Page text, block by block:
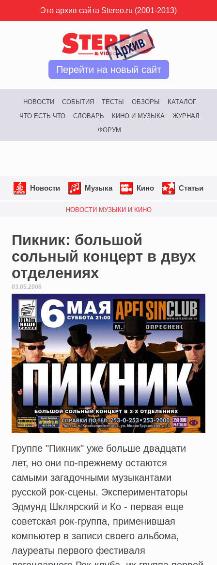
Это архив сайта Stereo.ru (2001-2013)
Перейти на новый сайт
НОВОСТИ СОБЫТИЯ ТЕСТЫ ОБЗОРЫ
КАТАЛОГ
ЧТО ЕСТЬ ЧТО
СЛОВАРЬ КИНО И МУЗЫКА
ЖУРНАЛ
ФОРУМ
Новости Музыка Кино Статьи
НОВОСТИ МУЗЫКИ И КИНО
Пикник: большой
сольный концерт в двух
отделениях
03.05.2006
Группе "Пикник" уже больше двадцати
лет, но они по-прежнему остаются
самыми загадочными музыкантами
русской рок-сцены. Экспериментаторы
Эдмунд Шклярский и Ко - первая еще
советская рок-группа, применившая
компьютер в записи своего альбома,
лауреаты первого фестиваля